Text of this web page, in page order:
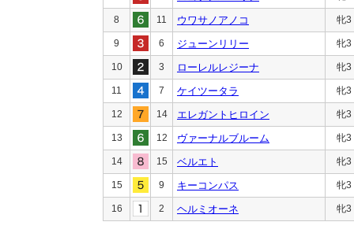
8 11 ウワサノアノコ 牝3
9 6 ジューンリリー 牝3
10 3 ローレルレジーナ 牝3
11 7 ケイツータラ 牝3
12 14 エレガントヒロイン 牝3
13 12 ヴァーナルブルーム 牝3
14 15 ベルエト 牝3
15 9 キーコンパス 牝3
16 2 ヘルミオーネ 牝3